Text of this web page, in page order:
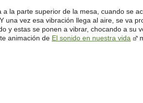
la parte superior de la mesa, cuando se
una vez esa vibración llega al aire, se va
y estas se ponen a vibrar, chocando a
animación de El sonido en nuestra vida